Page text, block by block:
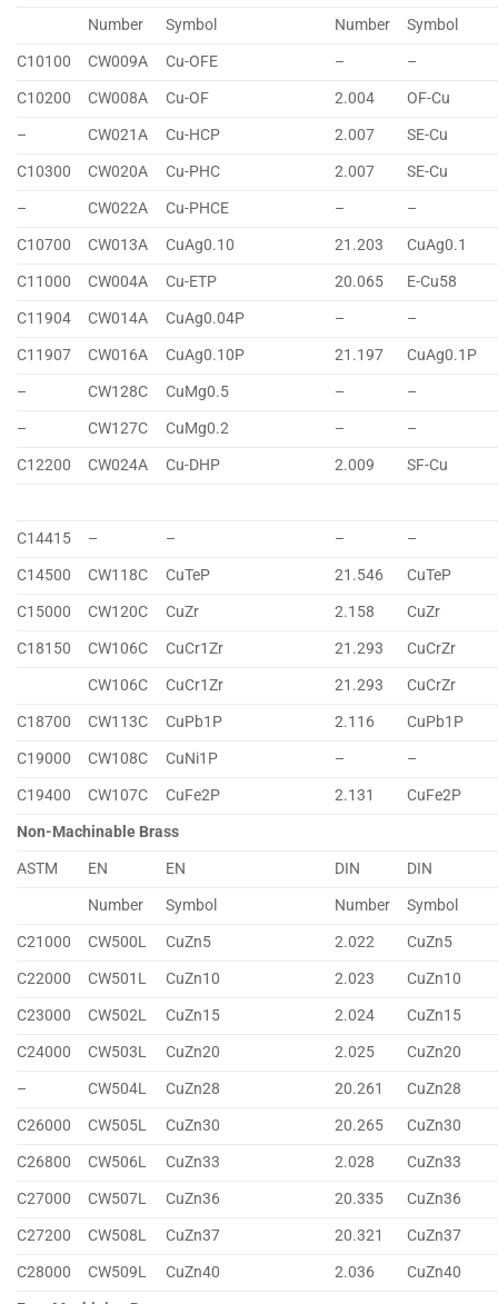
Number
Symbol Number
Symbol
C10100
CW009A Cu-OFE –
–
C10200
CW008A Cu-OF 2.004
OF-Cu
–
CW021A Cu-HCP 2.007
SE-Cu
C10300
CW020A Cu-PHC 2.007
SE-Cu
–
CW022A Cu-PHCE –
–
C10700
CW013A CuAg0.10 21.203
CuAg0.1
C11000
CW004A Cu-ETP 20.065
E-Cu58
C11904
CW014A CuAg0.04P –
–
C11907
CW016A CuAg0.10P 21.197
CuAg0.1P
–
CW128C CuMg0.5 –
–
–
CW127C CuMg0.2 –
–
C12200
CW024A Cu-DHP 2.009 SF-Cu
C14415 – – –
–
C14500
CW118C CuTeP 21.546
CuTeP
C15000
CW120C CuZr 2.158
CuZr
C18150
CW106C CuCr1Zr 21.293
CuCrZr
CW106C
CuCr1Zr 21.293
CuCrZr
C18700
CW113C CuPb1P 2.116
CuPb1P
C19000
CW108C CuNi1P –
–
C19400
CW107C CuFe2P 2.131
CuFe2P
Non-Machinable Brass
ASTM
EN EN DIN
DIN
Number
Symbol Number
Symbol
C21000
CW500L CuZn5 2.022
CuZn5
C22000
CW501L CuZn10 2.023
CuZn10
C23000
CW502L CuZn15 2.024
CuZn15
C24000
CW503L CuZn20 2.025
CuZn20
–
CW504L CuZn28 20.261
CuZn28
C26000
CW505L CuZn30 20.265
CuZn30
C26800
CW506L CuZn33 2.028
CuZn33
C27000
CW507L CuZn36 20.335
CuZn36
C27200
CW508L CuZn37 20.321
CuZn37
C28000
CW509L CuZn40 2.036
CuZn40